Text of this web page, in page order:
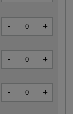
- +
- +
- +